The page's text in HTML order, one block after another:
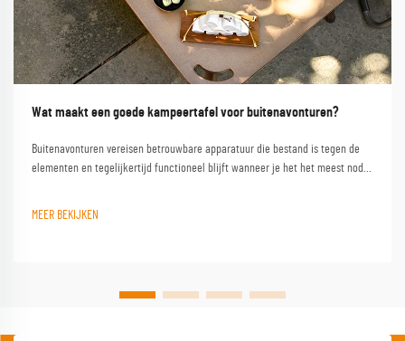
Wat maakt een goede kampeertafel voor buitenavonturen?
Buitenavonturen vereisen betrouwbare apparatuur die bestand is tegen de
elementen en tegelijkertijd functioneel blijft wanneer je het het meest nodig
MEER BEKIJKEN